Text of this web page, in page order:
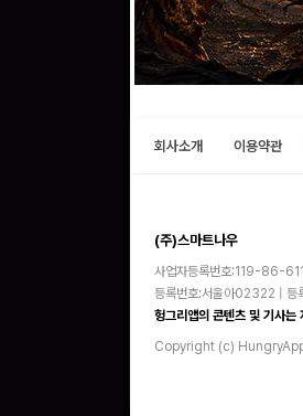
회사소개 이용약관
(주)스마트나우
사업자등록번호:119-86-
등록번호:서울아02322 | 등
헝그리앱의 콘텐츠 및 기사는
Copyright (c)